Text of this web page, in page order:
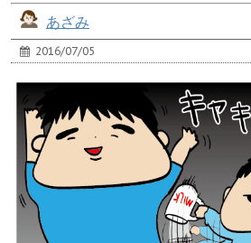
あざみ
2016/07/05